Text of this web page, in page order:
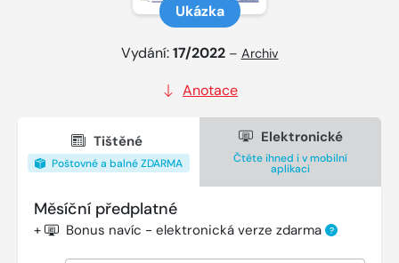
Ukázka
Vydání:17/2022 – Archiv
Anotace
Tištěné
Poštovné a balné ZDARMA
Elektronické
Čtěte ihned i v mobilní
aplikaci
Měsíční předplatné
+ Bonus navíc - elektronická verze zdarma ?